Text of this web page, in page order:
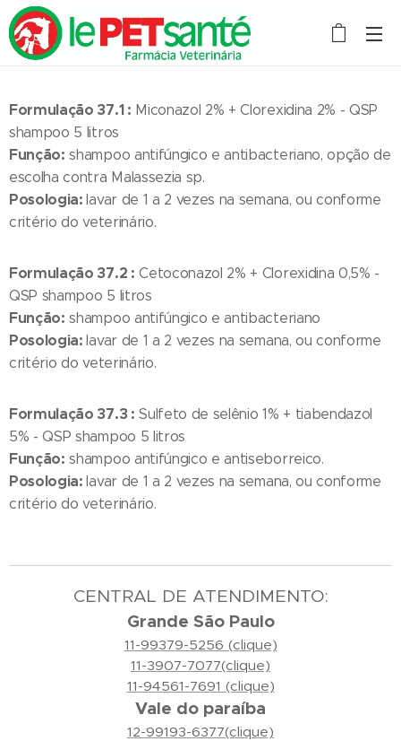
Formulação 37.1 : Miconazol 2% + Clorexidina 2% - QSP
shampoo 5 litros
Função: shampoo antifúngico e antibacteriano, opção de
escolha contra Malassezia sp.
Posologia:lavar de 1 a 2 vezes na semana, ou conforme
critério do veterinário.
Formulação 37.2 : Cetoconazol 2% + Clorexidina 0,5% -
QSP shampoo 5 litros
Função: shampoo antifúngico e antibacteriano
Posologia:lavar de 1 a 2 vezes na semana, ou conforme
critério do veterinário.
Formulação 37.3 : Sulfeto de selênio 1% + tiabendazol
5% - QSP shampoo 5 litros
Função: shampoo antifúngico e antiseborreico.
Posologia:lavar de 1 a 2 vezes na semana, ou conforme
critério do veterinário.
CENTRAL DE ATENDIMENTO:
Grande São Paulo
11-99379-5256 (clique)
11-3907-7077(clique)
11-94561-7691 (clique)
Vale do paraíba
12-99193-6377(clique)